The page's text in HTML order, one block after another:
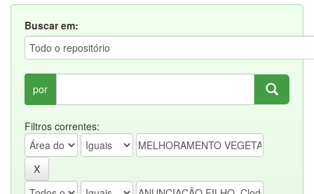
Buscar em:
por
Filtros correntes: